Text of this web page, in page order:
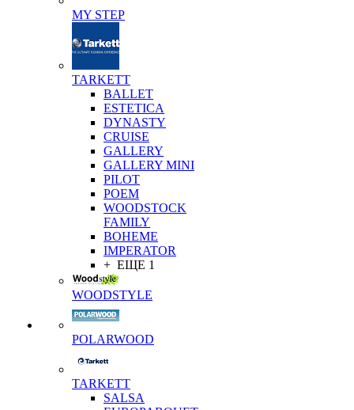
MY STEP
TARKETT
BALLET
ESTETICA
DYNASTY
CRUISE
GALLERY
GALLERY MINI
PILOT
POEM
WOODSTOCK
FAMILY
BOHEME
IMPERATOR
+ ЕЩЕ 1
WOODSTYLE
POLARWOOD
TARKETT
SALSA